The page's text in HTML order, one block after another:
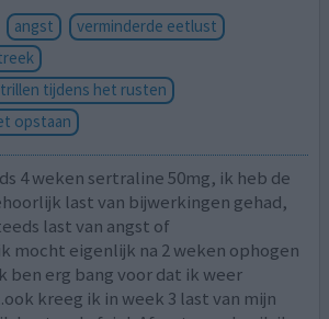
angst
verminderde eetlust
tijdens het rusten
opstaan
4 weken sertraline 50mg, ik heb de
last van bijwerkingen gehad,
last van angst of
mocht eigenlijk na 2 weken ophogen
ben erg bang voor dat ik weer
kreeg ik in week 3 last van mijn